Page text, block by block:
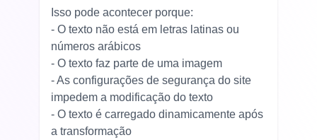
Isso pode acontecer porque:
- O texto não está em letras latinas ou
números arábicos
- O texto faz parte de uma imagem
- As configurações de segurança do site
impedem a modificação do texto
- O texto é carregado dinamicamente após
a transformação